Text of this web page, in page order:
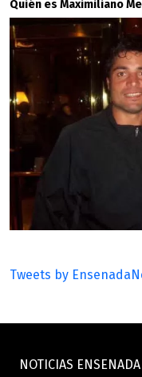
Quién es Maximiliano
Tweets by
NOTICIAS ENSENADA